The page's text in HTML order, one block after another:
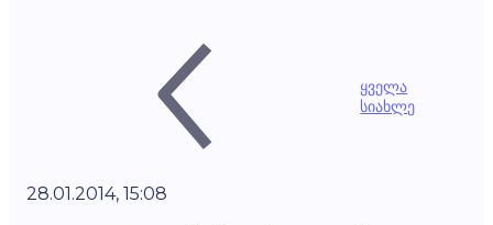
ყველა
სიახლე
28.01.2014, 15:08